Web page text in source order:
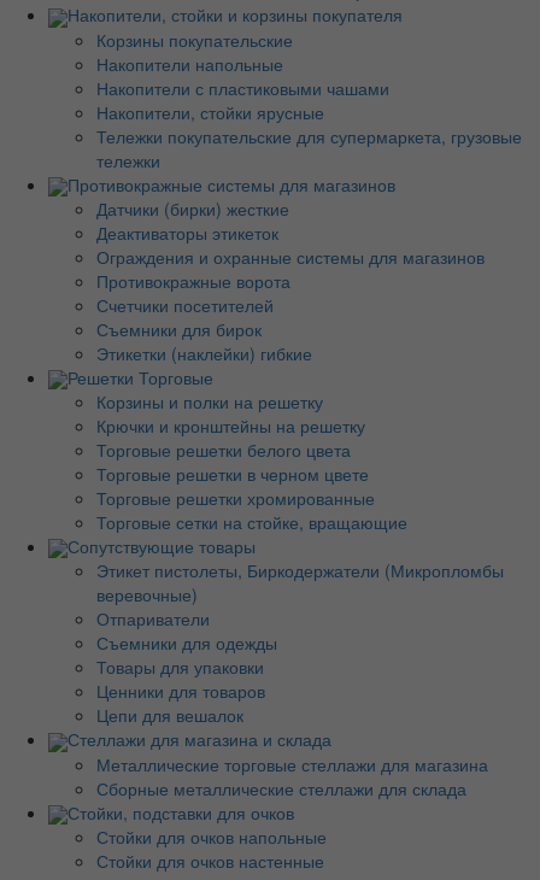
Накопители, стойки и корзины покупателя
Корзины покупательские
Накопители напольные
Накопители с пластиковыми чашами
Накопители, стойки ярусные
Тележки покупательские для супермаркета, грузовые
тележки
Противокражные системы для магазинов
Датчики (бирки) жесткие
Деактиваторы этикеток
Ограждения и охранные системы для магазинов
Противокражные ворота
Счетчики посетителей
Съемники для бирок
Этикетки (наклейки) гибкие
Решетки Торговые
Корзины и полки на решетку
Крючки и кронштейны на решетку
Торговые решетки белого цвета
Торговые решетки в черном цвете
Торговые решетки хромированные
Торговые сетки на стойке, вращающие
Сопутствующие товары
Этикет пистолеты, Биркодержатели (Микропломбы
веревочные)
Отпариватели
Съемники для одежды
Товары для упаковки
Ценники для товаров
Цепи для вешалок
Стеллажи для магазина и склада
Металлические торговые стеллажи для магазина
Сборные металлические стеллажи для склада
Стойки, подставки для очков
Стойки для очков напольные
Стойки для очков настенные